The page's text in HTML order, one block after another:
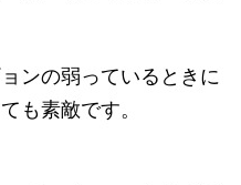
ンの弱っているときに
も素敵です。